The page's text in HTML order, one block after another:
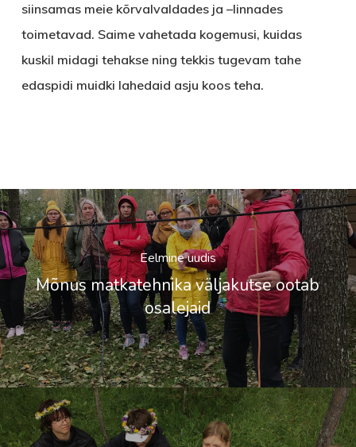
siinsamas meie kõrvalvaldades ja –linnades
toimetavad. Saime vahetada kogemusi, kuidas
kuskil midagi tehakse ning tekkis tugevam tahe
edaspidi muidki lahedaid asju koos teha.
Eelmine uudis
Mõnus matkatehnika väljakutse ootab
osalejaid